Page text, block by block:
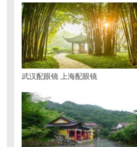
武汉配眼镜 上海配眼镜